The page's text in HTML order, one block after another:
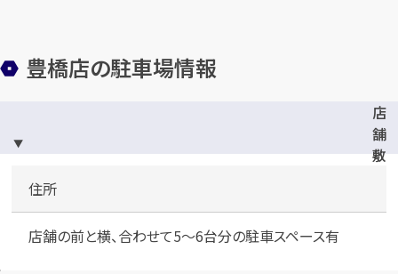
豊橋店の駐車場情報
店
舗
敷
住所
店舗の前と横、合わせて5～6台分の駐車スペース有